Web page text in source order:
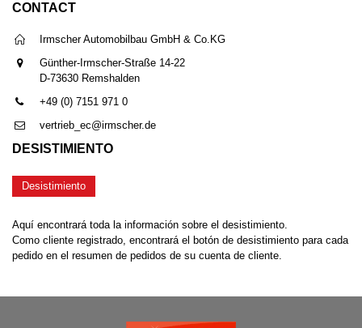
CONTACT
Irmscher Automobilbau GmbH & Co.KG
Günther-Irmscher-Straße 14-22
D-73630 Remshalden
+49 (0) 7151 971 0
vertrieb_ec@irmscher.de
DESISTIMIENTO
Desistimiento
Aquí encontrará toda la información sobre el desistimiento.
Como cliente registrado, encontrará el botón de desistimiento para cada
pedido en el resumen de pedidos de su cuenta de cliente.